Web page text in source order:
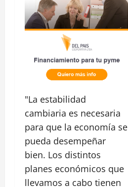
"La estabilidad
cambiaria es necesaria
para que la economía se
pueda desempeñar
bien. Los distintos
planes económicos que
llevamos a cabo tienen